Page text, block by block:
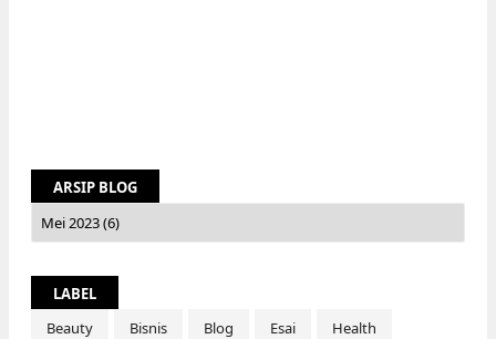
ARSIP BLOG
LABEL
Beauty
Bisnis Blog Esai Health